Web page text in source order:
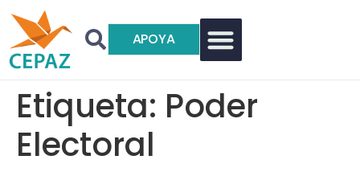
APOYA
Etiqueta: Poder
Electoral